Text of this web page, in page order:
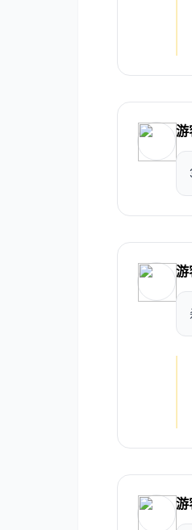
游
游
游